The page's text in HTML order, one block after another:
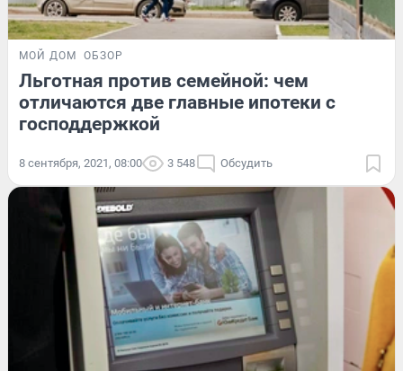
МОЙ ДОМ ОБЗОР
Льготная против семейной: чем
отличаются две главные ипотеки с
господдержкой
8 сентября, 2021, 08:00 3 548 Обсудить